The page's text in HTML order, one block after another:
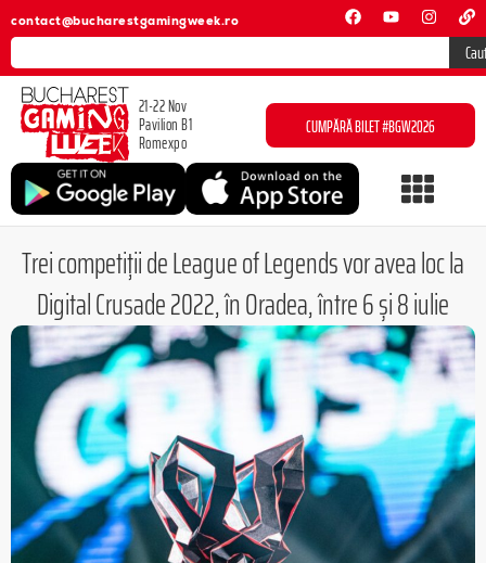
contact@bucharestgamingweek.ro
21-22 Nov
Pavilion B1
Romexpo
CUMPĂRĂ BILET #BGW2026
Trei competiții de League of Legends vor avea loc la
Digital Crusade 2022, în Oradea, între 6 și 8 iulie